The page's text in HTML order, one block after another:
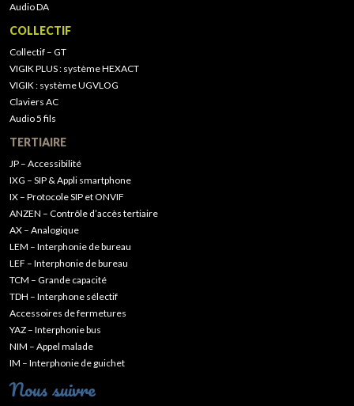
Audio DA
COLLECTIF
Collectif – GT
VIGIK PLUS : système HEXACT
VIGIK : système UGVLOG
Claviers AC
Audio 5 fils
TERTIAIRE
JP – Accessibilité
IXG – SIP & Appli smartphone
IX – Protocole SIP et ONVIF
ANZEN – Contrôle d’accès tertiaire
AX – Analogique
LEM – Interphonie de bureau
LEF – Interphonie de bureau
TCM – Grande capacité
TDH – Interphone sélectif
Accessoires de fermetures
YAZ – Interphonie bus
NIM – Appel malade
IM – Interphonie de guichet
Nous suivre